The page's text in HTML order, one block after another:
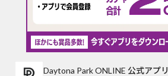
Daytona Park ONLINE 公式アプリ